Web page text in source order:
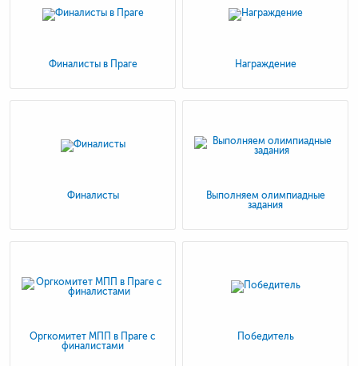
Финалисты в Праге Награждение
Финалисты
Выполняем олимпиадные
задания
Оргкомитет МПП в Праге с
финалистами
Победитель